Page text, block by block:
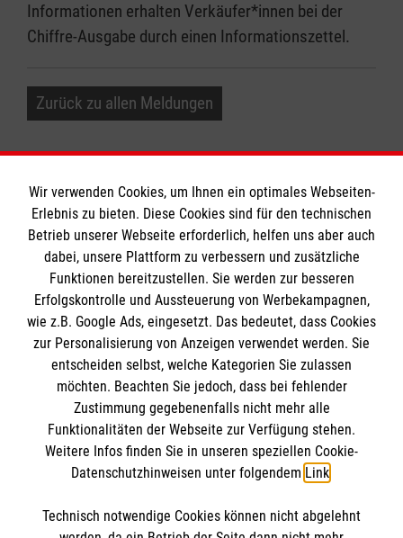
Informationen erhalten Verkäufer*innen bei der
Chiffre-Ausgabe durch einen Informationszettel.
Zurück zu allen Meldungen
Informationen
Impressum
Datenschutz
Kontakt
Die Malteser
Malteser in Deutschland
Malteserorden
Sharepoint
Spendenkonto
Bank: Pax-Bank für Kirche und Caritas eG
Wir verwenden Cookies, um Ihnen ein optimales Webseiten-
Erlebnis zu bieten. Diese Cookies sind für den technischen
Betrieb unserer Webseite erforderlich, helfen uns aber auch
dabei, unsere Plattform zu verbessern und zusätzliche
Funktionen bereitzustellen. Sie werden zur besseren
Erfolgskontrolle und Aussteuerung von Werbekampagnen,
wie z.B. Google Ads, eingesetzt. Das bedeutet, dass Cookies
zur Personalisierung von Anzeigen verwendet werden. Sie
entscheiden selbst, welche Kategorien Sie zulassen
möchten. Beachten Sie jedoch, dass bei fehlender
Zustimmung gegebenenfalls nicht mehr alle
Funktionalitäten der Webseite zur Verfügung stehen.
Weitere Infos finden Sie in unseren speziellen Cookie-
Datenschutzhinweisen unter folgendem Link.
Technisch notwendige Cookies können nicht abgelehnt